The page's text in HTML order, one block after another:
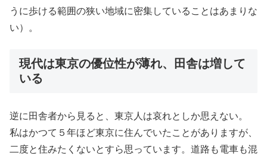
うに歩ける範囲の狭い地域に密集していることはあまりな
い）。
現代は東京の優位性が薄れ、田舎は増して
いる
逆に田舎者から見ると、東京人は哀れとしか思えない。
私はかつて５年ほど東京に住んでいたことがありますが、
二度と住みたくないとすら思っています。道路も電車も混